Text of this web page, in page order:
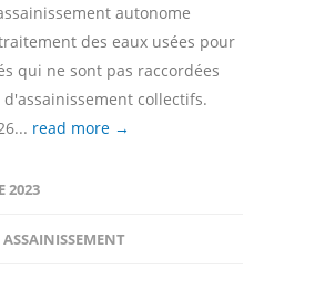
autonome
des eaux usées pour
qui ne sont pas raccordées
d'assainissement collectifs.
read more →
2023
ASSAINISSEMENT